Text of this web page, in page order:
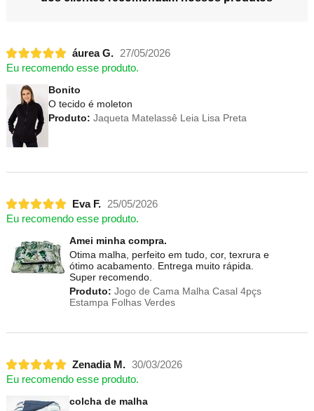
áurea G.
27/05/2026
Eu recomendo esse produto.
Bonito
O tecido é moleton
Produto: Jaqueta Matelassê Leia Lisa Preta
Eva F.
25/05/2026
Eu recomendo esse produto.
Amei minha compra.
Otima malha, perfeito em tudo, cor, texrura e
ótimo acabamento. Entrega muito rápida.
Super recomendo.
Produto: Jogo de Cama Malha Casal 4pçs
Estampa Folhas Verdes
Zenadia M. 30/03/2026
Eu recomendo esse produto.
colcha de malha